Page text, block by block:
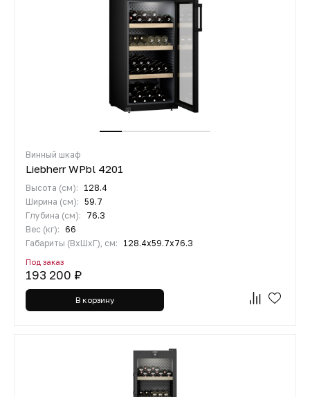
Винный шкаф
Liebherr WPbl 4201
Высота (см):
128.4
Ширина (см): 59.7
Глубина (см):
76.3
Вес (кг): 66
Габариты (ВхШхГ), см:
128.4х59.7х76.3
Под заказ
193 200 ₽
В корзину